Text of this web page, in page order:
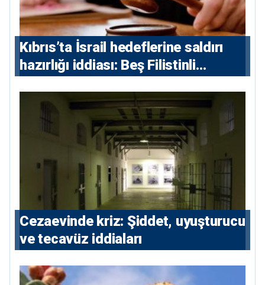
Kıbrıs’ta İsrail hedeflerine saldırı
hazırlığı iddiası: Beş Filistinli
Cezaevinde kriz: Şiddet, uyuşturucu
ve tecavüz iddiaları